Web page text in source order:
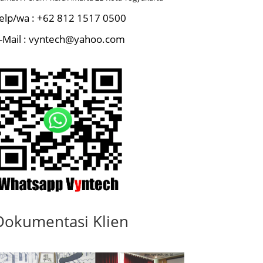
wa : +62 812 1517 0500
Mail : vyntech@yahoo.com
Klien